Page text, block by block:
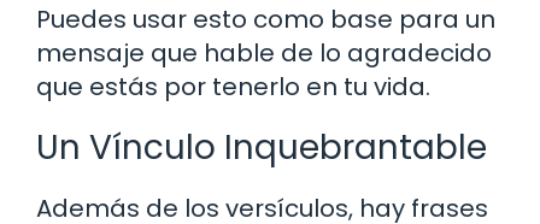
Puedes usar esto como base para un
mensaje que hable de lo agradecido
que estás por tenerlo en tu vida.
Un Vínculo Inquebrantable
Además de los versículos, hay frases